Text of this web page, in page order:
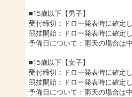
■15歳以下【男子】
受付締切：ドロー発表時に確定
競技開始：ドロー発表時に確定
予備日について：雨天の場合は
■15歳以下【女子】
受付締切：ドロー発表時に確定
競技開始：ドロー発表時に確定
予備日について：雨天の場合は